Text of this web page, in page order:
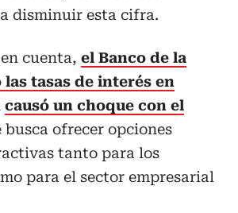
disminuir esta cifra.
cuenta, el Banco de la
tasas de interés en
causó un choque con el
busca ofrecer opciones
tanto para los
para el sector empresarial